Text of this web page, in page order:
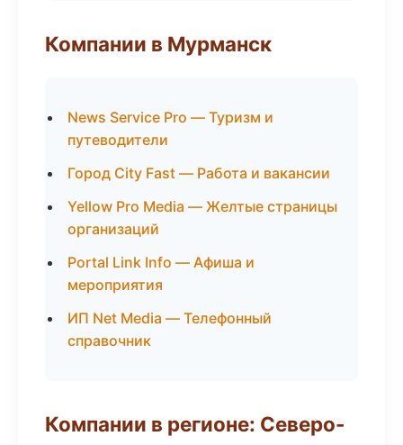
Компании в Мурманск
News Service Pro — Туризм и
путеводители
Город City Fast — Работа и вакансии
Yellow Pro Media — Желтые страницы
организаций
Portal Link Info — Афиша и
мероприятия
ИП Net Media — Телефонный
справочник
Компании в регионе: Северо-